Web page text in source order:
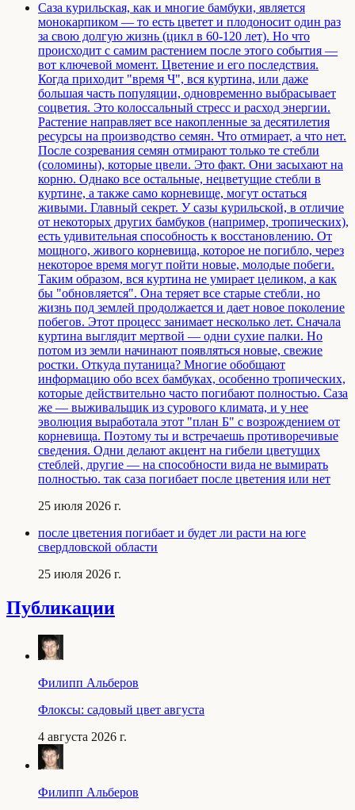
Саза курильская, как и многие бамбуки, является
монокарпиком — то есть цветет и плодоносит один раз
за свою долгую жизнь (цикл в 60-120 лет). Но что
происходит с самим растением после этого события —
вот ключевой момент. Цветение и его последствия.
Когда приходит "время Ч", вся куртина, или даже
большая часть популяции, одновременно выбрасывает
соцветия. Это колоссальный стресс и расход энергии.
Растение направляет все накопленные за десятилетия
ресурсы на производство семян. Что отмирает, а что нет.
После созревания семян отмирают только те стебли
(соломины), которые цвели. Это факт. Они засыхают на
корню. Однако все остальные, нецветущие стебли в
куртине, а также само корневище, могут остаться
живыми. Главный секрет. У сазы курильской, в отличие
от некоторых других бамбуков (например, тропических),
есть удивительная способность к восстановлению. От
мощного, живого корневища, которое не погибло, через
некоторое время могут пойти новые, молодые побеги.
Таким образом, вся куртина не умирает целиком, а как
бы "обновляется". Она теряет все старые стебли, но
жизнь под землей продолжается и дает новое поколение
побегов. Этот процесс занимает несколько лет. Сначала
куртина выглядит мертвой — одни сухие палки. Но
потом из земли начинают появляться новые, свежие
ростки. Откуда путаница? Многие обобщают
информацию обо всех бамбуках, особенно тропических,
которые действительно часто погибают полностью. Саза
же — выживальщик из сурового климата, и у нее
эволюция выработала этот "план Б" с возрождением от
корневища. Поэтому ты и встречаешь противоречивые
сведения. Одни делают акцент на гибели цветущих
стеблей, другие — на способности вида не вымирать
полностью. так саза погибает после цветения или нет
25 июля 2026 г.
после цветения погибает и будет ли расти на юге
свердловской области
25 июля 2026 г.
Публикации
Филипп Альберов
Флоксы: садовый цвет августа
4 августа 2026 г.
Филипп Альберов